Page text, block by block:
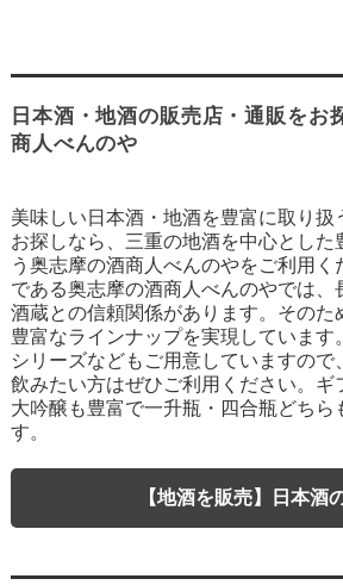
日本酒・地酒の販売店・通販をお
商人べんのや
美味しい日本酒・地酒を豊富に取り扱
お探しなら、三重の地酒を中心とした
う奥志摩の酒商人べんのやをご利用く
である奥志摩の酒商人べんのやでは、
酒蔵との信頼関係があります。そのた
豊富なラインナップを実現しています
シリーズなどもご用意していますので
飲みたい方はぜひご利用ください。ギ
大吟醸も豊富で一升瓶・四合瓶どちら
す。
【地酒を販売】日本酒